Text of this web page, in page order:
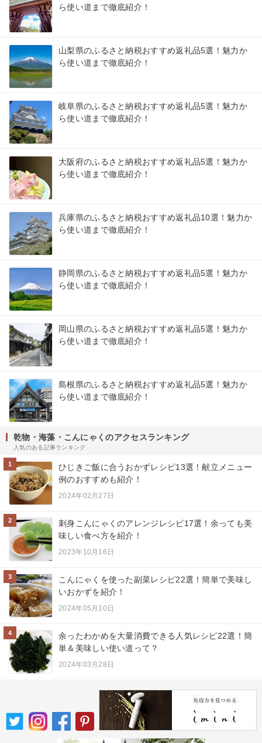
ら使い道まで徹底紹介！
山梨県のふるさと納税おすすめ返礼品5選！魅力か
ら使い道まで徹底紹介！
岐阜県のふるさと納税おすすめ返礼品5選！魅力か
ら使い道まで徹底紹介！
大阪府のふるさと納税おすすめ返礼品5選！魅力か
ら使い道まで徹底紹介！
兵庫県のふるさと納税おすすめ返礼品10選！魅力か
ら使い道まで徹底紹介！
静岡県のふるさと納税おすすめ返礼品5選！魅力か
ら使い道まで徹底紹介！
岡山県のふるさと納税おすすめ返礼品5選！魅力か
ら使い道まで徹底紹介！
島根県のふるさと納税おすすめ返礼品5選！魅力か
ら使い道まで徹底紹介！
乾物・海藻・こんにゃくのアクセスランキング
人気のある記事ランキング
1
ひじきご飯に合うおかずレシピ13選！献立メニュー
例のおすすめも紹介！
2024年02月27日
2
刺身こんにゃくのアレンジレシピ17選！余っても美
味しい食べ方を紹介！
2023年10月16日
3
こんにゃくを使った副菜レシピ22選！簡単で美味し
いおかずを紹介！
2024年05月10日
4
余ったわかめを大量消費できる人気レシピ22選！簡
単＆美味しい使い道って？
2024年03月28日